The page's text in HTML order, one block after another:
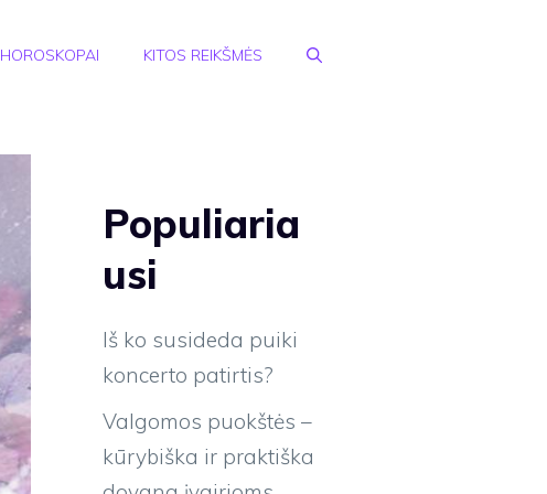
HOROSKOPAI KITOS REIKŠMĖS
Populiaria
usi
Iš ko susideda puiki
koncerto patirtis?
Valgomos puokštės –
kūrybiška ir praktiška